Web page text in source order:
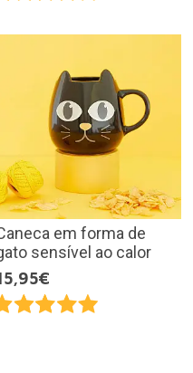
em forma de
sensível ao calor